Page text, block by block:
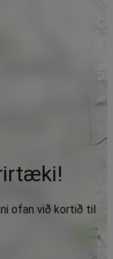
ofan við kortið til